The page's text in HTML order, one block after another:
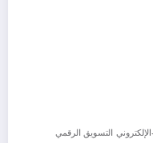
التسويق الرقمي